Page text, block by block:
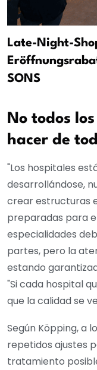
Late-Night-
SONS
No todos
hacer de
"Los hospitales
desarrollándose,
crear estructuras
preparadas para
especialidades
partes, pero la
estando
"Si cada hospital
que la calidad se
Según Köpping, a
repetidos ajustes
tratamiento